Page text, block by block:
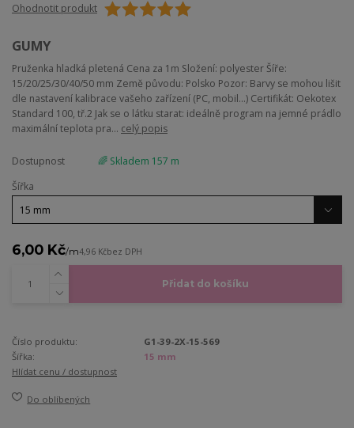
Ohodnotit produkt
GUMY
Pruženka hladká pletená Cena za 1m Složení: polyester Šíře:
15/20/25/30/40/50 mm Země původu: Polsko Pozor: Barvy se mohou lišit
dle nastavení kalibrace vašeho zařízení (PC, mobil...) Certifikát: Oekotex
Standard 100, tř.2 Jak se o látku starat: ideálně program na jemné prádlo
maximální teplota pra... celý popis
Dostupnost
🌈 Skladem 157 m
Šířka
6,00 Kč/m4,96 Kčbez DPH
Přidat do košíku
Číslo produktu:
G1-39-2X-15-569
Šířka:
15 mm
Hlídat cenu / dostupnost
Do oblíbených